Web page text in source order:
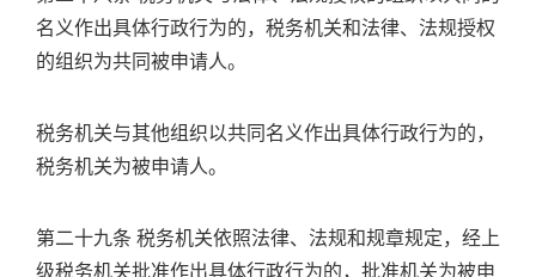
名义作出具体行政行为的，税务机关和法律、法规授权
的组织为共同被申请人。
税务机关与其他组织以共同名义作出具体行政行为的，
税务机关为被申请人。
第二十九条 税务机关依照法律、法规和规章规定，经上
级税务机关批准作出具体行政行为的，批准机关为被申